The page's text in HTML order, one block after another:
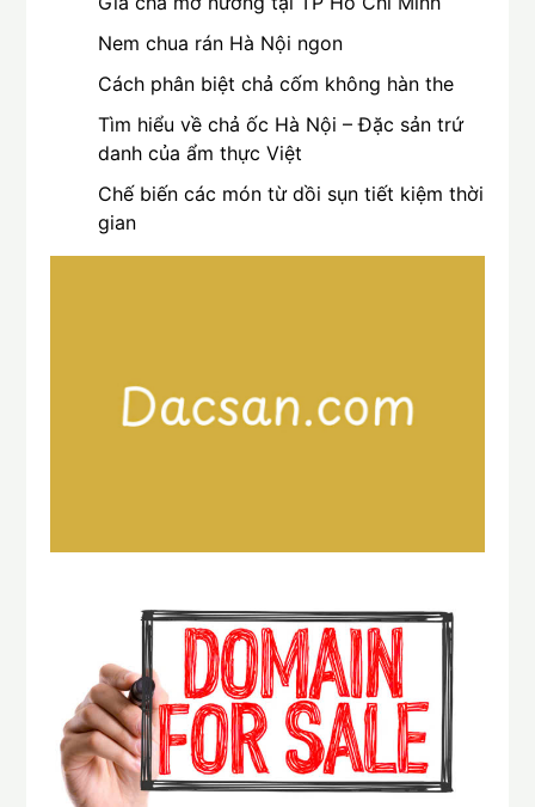
Nem chua rán Hà Nội ngon
Cách phân biệt chả cốm không hàn the
Tìm hiểu về chả ốc Hà Nội – Đặc sản trứ
danh của ẩm thực Việt
Chế biến các món từ dồi sụn tiết kiệm thời
gian